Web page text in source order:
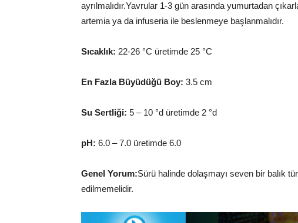
ayrılmalıdır.Yavrular 1-3 gün arasında yumurtadan
artemia ya da infuseria ile beslenmeye başlanmalıdır.
Sıcaklık: 22-26 °C üretimde 25 °C
En Fazla Büyüdüğü Boy: 3.5 cm
Su Sertliği: 5 – 10 °d üretimde 2 °d
pH: 6.0 – 7.0 üretimde 6.0
Genel Yorum:Sürü halinde dolaşmayı seven bir balık
edilmemelidir.